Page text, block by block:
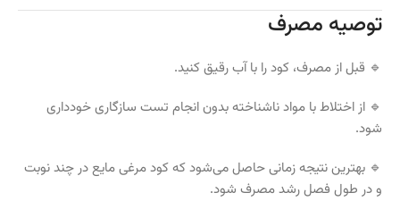
توصیه مصرف
🔹 قبل از مصرف، کود را با آب رقیق کنید.
🔹 از اختلاط با مواد ناشناخته بدون انجام تست سازگاری خودداری
شود.
🔹 بهترین نتیجه زمانی حاصل می‌شود که کود مرغی مایع در چند نوبت
و در طول فصل رشد مصرف شود.